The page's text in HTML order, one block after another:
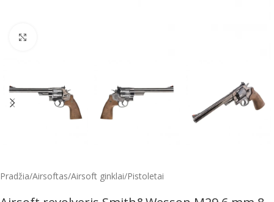
Pradžia/Airsoftas/Airsoft ginklai/Pistoletai